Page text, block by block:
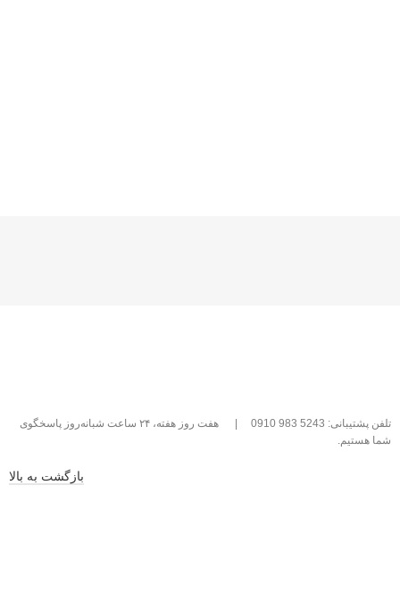
تلفن پشتیبانی: 5243 983 0910 |
هفت روز هفته، ۲۴ ساعت شبانه‌روز پاسخگوی
شما هستیم.
بازگشت به بالا